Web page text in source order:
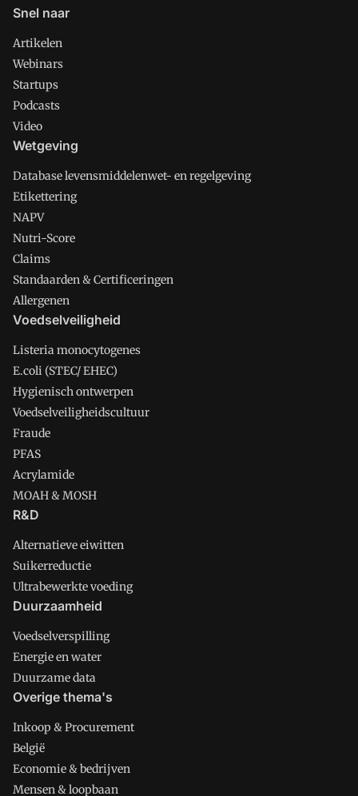
Snel naar
Artikelen
Webinars
Startups
Podcasts
Video
Wetgeving
Database levensmiddelenwet- en regelgeving
Etikettering
NAPV
Nutri-Score
Claims
Standaarden & Certificeringen
Allergenen
Voedselveiligheid
Listeria monocytogenes
E.coli (STEC/ EHEC)
Hygienisch ontwerpen
Voedselveiligheidscultuur
Fraude
PFAS
Acrylamide
MOAH & MOSH
R&D
Alternatieve eiwitten
Suikerreductie
Ultrabewerkte voeding
Duurzaamheid
Voedselverspilling
Energie en water
Duurzame data
Overige thema's
Inkoop & Procurement
België
Economie & bedrijven
Mensen & loopbaan